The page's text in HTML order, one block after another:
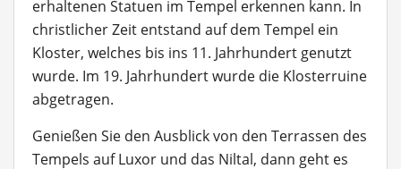
erhaltenen Statuen im Tempel erkennen kann. In
christlicher Zeit entstand auf dem Tempel ein
Kloster, welches bis ins 11. Jahrhundert genutzt
wurde. Im 19. Jahrhundert wurde die Klosterruine
abgetragen.
Genießen Sie den Ausblick von den Terrassen des
Tempels auf Luxor und das Niltal, dann geht es